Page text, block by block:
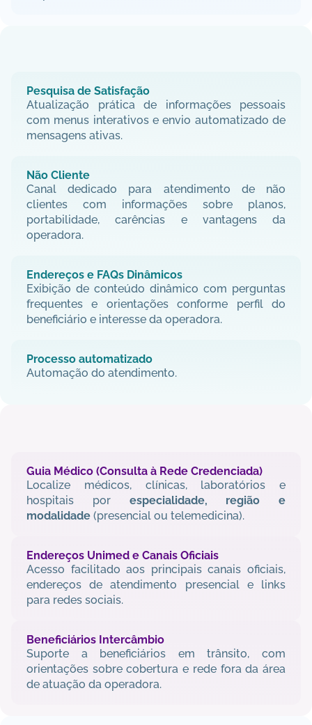
Pesquisa de Satisfação
Atualização prática de informações pessoais
com menus interativos e envio automatizado de
mensagens ativas.
Não Cliente
Canal dedicado para atendimento de não
clientes com informações sobre planos,
portabilidade, carências e vantagens da
operadora.
Endereços e FAQs Dinâmicos
Exibição de conteúdo dinâmico com perguntas
frequentes e orientações conforme perfil do
beneficiário e interesse da operadora.
Processo automatizado
Automação do atendimento.
Guia Médico (Consulta à Rede Credenciada)
Localize médicos, clínicas, laboratórios e
hospitais por especialidade, região e
modalidade (presencial ou telemedicina).
Endereços Unimed e Canais Oficiais
Acesso facilitado aos principais canais oficiais,
endereços de atendimento presencial e links
para redes sociais.
Beneficiários Intercâmbio
Suporte a beneficiários em trânsito, com
orientações sobre cobertura e rede fora da área
de atuação da operadora.